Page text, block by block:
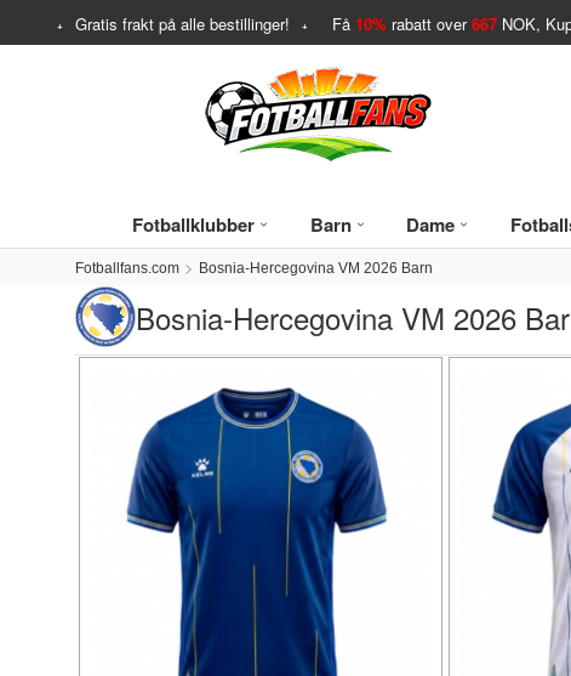
Gratis frakt på alle bestillinger! Få 10% rabatt over667 NOK,
Fotballklubber Barn Dame
Fotballfans.com Bosnia-Hercegovina VM 2026 Barn
Bosnia-Hercegovina VM 2026